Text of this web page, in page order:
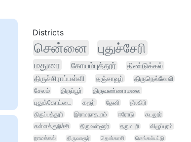
Districts
சென்னை புதுச்சேரி
மதுரை கோயம்புத்தூர் திண்டுக்கல்
திருச்சிராப்பள்ளி தஞ்சாவூர்
திருநெல்வேலி
சேலம்
திருப்பூர்
திருவண்ணாமலை
புதுக்கோட்டை
கரூர் தேனி
நீலகிரி
திருப்பத்தூர்
இராமநாதபுரம் ஈரோடு
கடலூர்
கள்ளக்குறிச்சி
திருவள்ளூர் தருமபுரி
விழுப்புரம்
நாமக்கல்
திருவாரூர் தென்காசி
செங்கல்பட்டு